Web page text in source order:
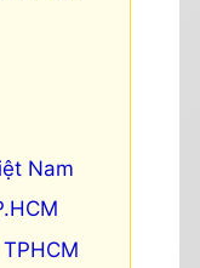
Nam